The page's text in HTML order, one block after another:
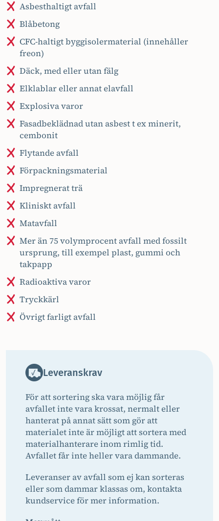
Asbesthaltigt avfall
Blåbetong
CFC-haltigt byggisolermaterial (innehåller
freon)
Däck, med eller utan fälg
Elklablar eller annat elavfall
Explosiva varor
Fasadbeklädnad utan asbest t ex minerit,
cembonit
Flytande avfall
Förpackningsmaterial
Impregnerat trä
Kliniskt avfall
Matavfall
Mer än 75 volymprocent avfall med fossilt
ursprung, till exempel plast, gummi och
takpapp
Radioaktiva varor
Tryckkärl
Övrigt farligt avfall
Leveranskrav
För att sortering ska vara möjlig får
avfallet inte vara krossat, nermalt eller
hanterat på annat sätt som gör att
materialet inte är möjligt att sortera med
materialhanterare inom rimlig tid.
Avfallet får inte heller vara dammande.
Leveranser av avfall som ej kan sorteras
eller som dammar klassas om, kontakta
kundservice för mer information.